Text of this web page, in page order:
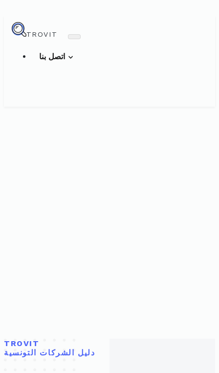
TROVIT
TROVIT
دليل الشركات التونسية